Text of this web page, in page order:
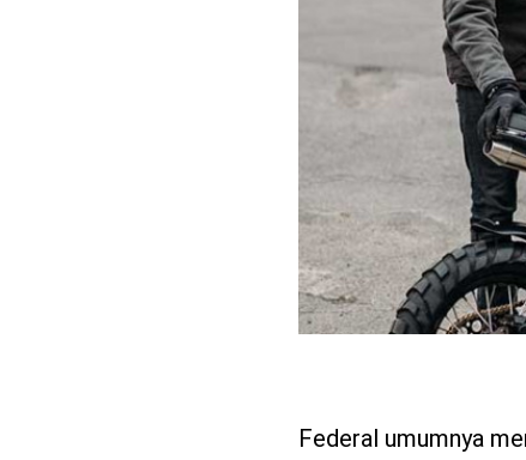
Federal umumnya